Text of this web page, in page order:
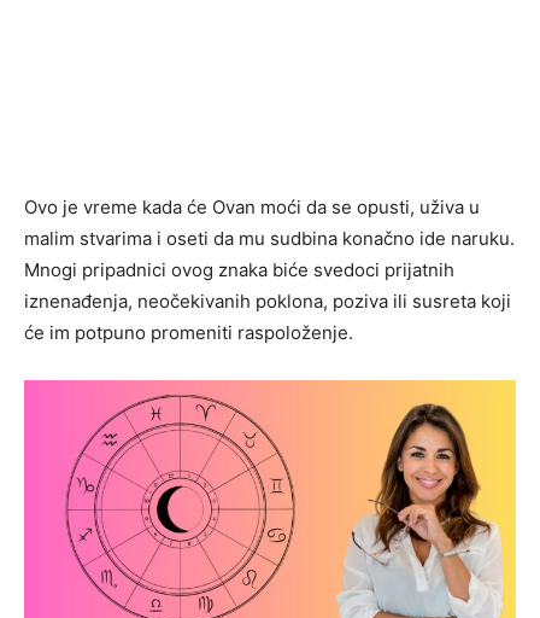
Ovo je vreme kada će Ovan moći da se opusti, uživa u
malim stvarima i oseti da mu sudbina konačno ide naruku.
Mnogi pripadnici ovog znaka biće svedoci prijatnih
iznenađenja, neočekivanih poklona, poziva ili susreta koji
će im potpuno promeniti raspoloženje.